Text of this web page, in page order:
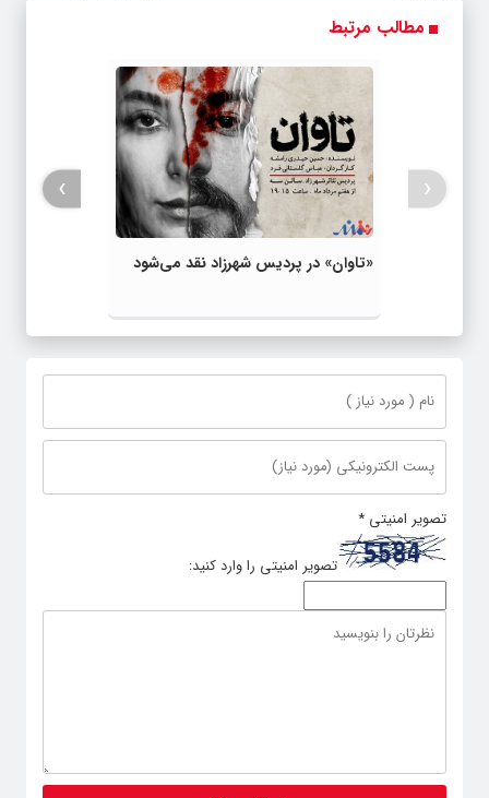
مطالب مرتبط
«تاوان» در پردیس شهرزاد نقد می‌شود
‹
›
تصویر امنیتی *
تصویر امنیتی را وارد کنید: